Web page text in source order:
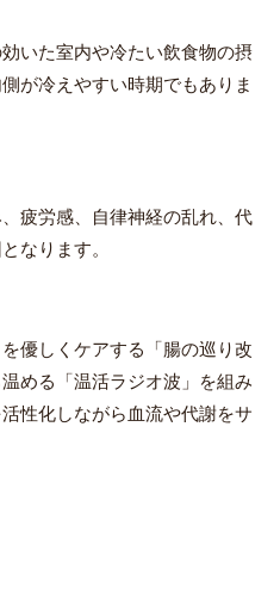
いた室内や冷たい飲食物の摂
が冷えやすい時期でもありま
疲労感、自律神経の乱れ、代
なります。
優しくケアする「腸の巡り改
める「温活ラジオ波」を組み
性化しながら血流や代謝をサ